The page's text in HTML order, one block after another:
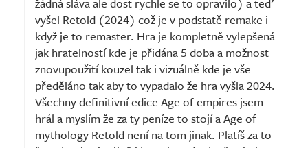
vyšel Retold (2024) což je v podstatě remake i
když je to remaster. Hra je kompletně vylepšená
jak hratelností kde je přidána 5 doba a možnost
znovupoužití kouzel tak i vizuálně kde je vše
předěláno tak aby to vypadalo že hra vyšla 2024.
Všechny definitivní edice Age of empires jsem
hrál a myslím že za ty peníze to stojí a Age of
mythology Retold není na tom jinak. Platíš za to